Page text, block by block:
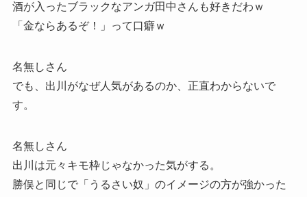
酒が入ったブラックなアンガ田中さんも好きだわｗ
「金ならあるぞ！」って口癖ｗ
名無しさん
でも、出川がなぜ人気があるのか、正直わからないで
す。
名無しさん
出川は元々キモ枠じゃなかった気がする。
勝俣と同じで「うるさい奴」のイメージの方が強かった